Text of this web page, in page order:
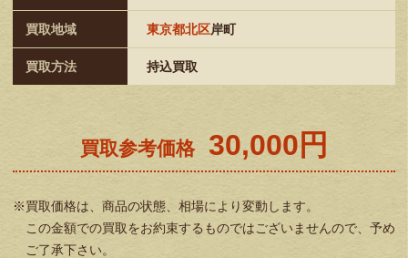
買取地域 東京都北区岸町
買取方法 持込買取
買取参考価格 30,000円
※買取価格は、商品の状態、相場により変動します。
この金額での買取をお約束するものではございませんので、予め
ご了承下さい。